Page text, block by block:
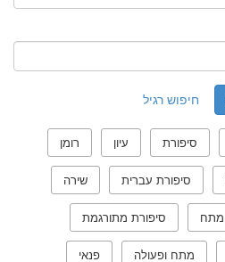
חיפוש רגיל
סיפורת עיון רומן
סיפורת עברית שירה
מתח סיפורת מתורגמת
מתח ופעולה פנאי